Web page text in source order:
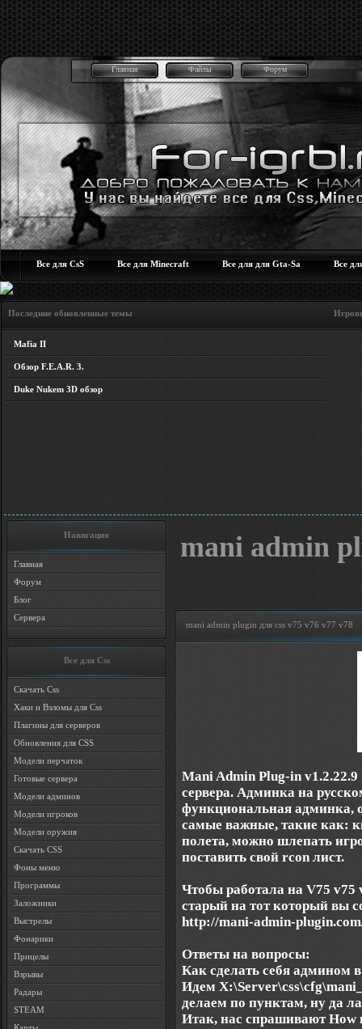
Главная Файлы Форум
Все для CsS Все для Minecraft Все для для Gta-Sa Все
Последние обновленные темы Игровые
Mafia II
Обзор F.E.A.R. 3.
Duke Nukem 3D обзор
Навигация
Главная
Форум
Блог
Сервера
Все для Css
Скачать Css
Хаки и Взломы для Css
Плагины для серверов
Обновления для CSS
Модели перчаток
Готовые сервера
Модели админов
Модели игроков
Модели оружия
Скачать CSS
Фоны меню
Программы
Заложники
Выстрелы
Фонарики
Прицелы
Взрывы
Радары
STEAM
mani admin
mani admin plugin для css v75 v76 v77 v78
Mani Admin Plug-in
сервера. Админка на
функциональная админка,
самые важные, такие как:
полета, можно шлепать
поставить свой rcon лист.
Чтобы работала на V75 v75
старый на тот который вы
http://mani-admin-
Ответы на вопросы:
Как сделать себя админом
Идем
делаем по пунктам, ну да
Итак, нас спрашивают How